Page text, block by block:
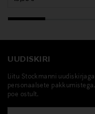
IC ENTERPRISES AB
UUDISKIRI
Liitu Stockmanni
personaalsete
poe ostult.